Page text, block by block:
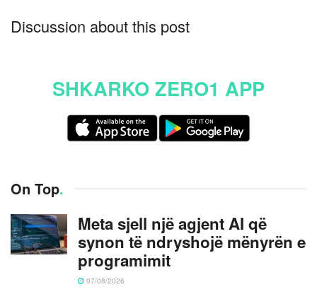
Discussion about this post
SHKARKO ZERO1 APP
On Top.
Meta sjell një agjent AI që
synon të ndryshojë mënyrën e
programimit
07/08/2026